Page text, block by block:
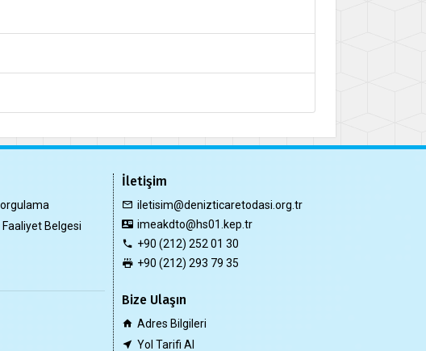
Belgesi
İletişim
iletisim@denizticaretodasi.org.tr
imeakdto@hs01.kep.tr
+90 (212) 252 01 30
+90 (212) 293 79 35
Bize Ulaşın
Adres Bilgileri
Yol Tarifi Al